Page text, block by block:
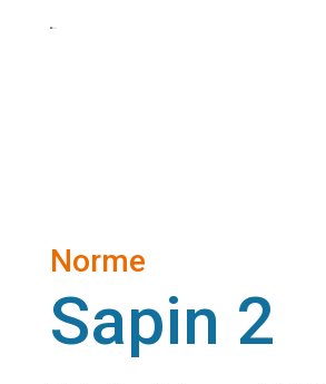
Norme
Sapin 2